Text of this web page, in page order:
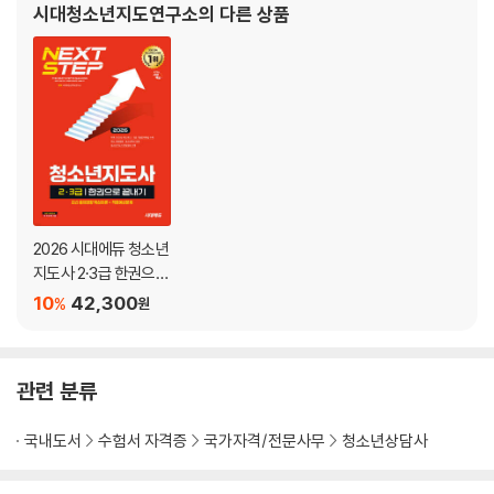
시대청소년지도연구소의 다른 상품
2026 시대에듀 청소년
지도사 2·3급 한권으로
끝내기42,300원
10%
관련 분류
국내도서 수험서 자격증 국가자격/전문사무 청소년상담사